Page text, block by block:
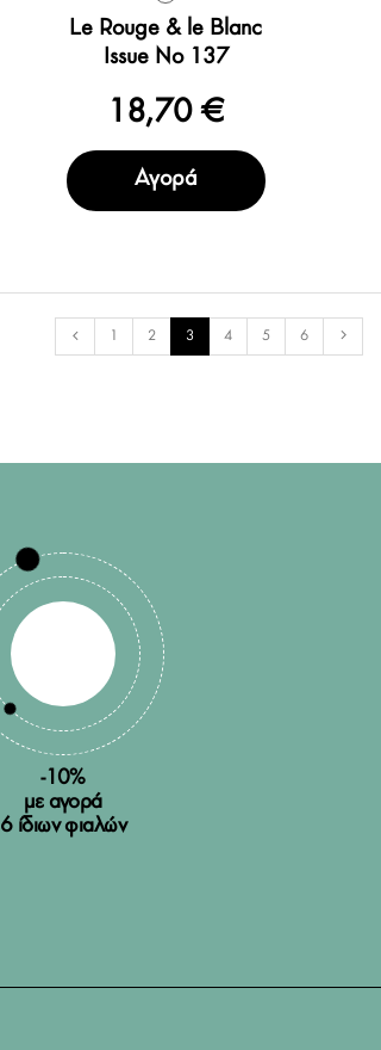
Le Rouge & le Blanc
Issue No 137
18,70 €
Αγορά
1 2 3 4 5 6
-10%
με αγορά
6 ίδιων φιαλών